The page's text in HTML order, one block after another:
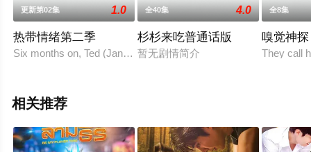
更新第02集 1.0
热带情绪第二季
Six months on, Ted (Jane) and Amanda (Chamoun) investigate a
全40集 4.0
杉杉来吃普通话版
暂无剧情简介
全8集
嗅觉神
They call
相关推荐